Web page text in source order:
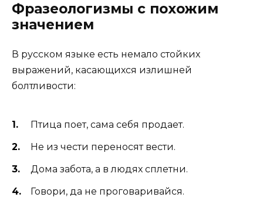
Фразеологизмы с похожим
значением
В русском языке есть немало стойких
выражений, касающихся излишней
болтливости:
Птица поет, сама себя продает.
Не из чести переносят вести.
Дома забота, а в людях сплетни.
Говори, да не проговаривайся.